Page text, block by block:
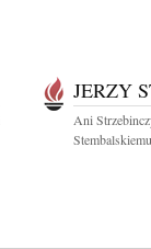
JERZY
Ani